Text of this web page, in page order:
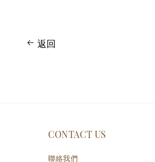
返回
CONTACT US
聯絡我們